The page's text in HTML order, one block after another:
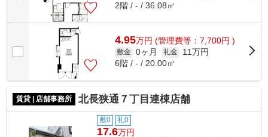
2階 / - / 36.08㎡
4.95万円 (管理費等：7,700円 )
敷金 0ヶ月 礼金
11万円
6階 / - / 20.00㎡
賃貸 | 店舗事務所 北長狭通７丁目連棟店舗
敷0 礼0
17.6万円